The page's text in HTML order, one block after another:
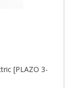
[PLAZO 3-